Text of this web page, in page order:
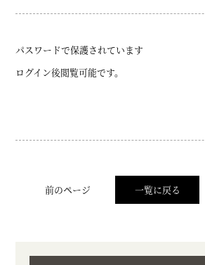
パスワードで保護されています
ログイン後閲覧可能です。
前のページ 一覧に戻る